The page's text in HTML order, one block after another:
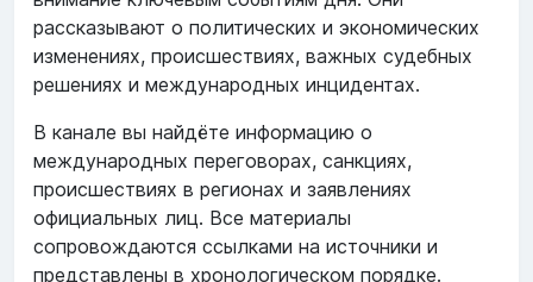
рассказывают о политических и экономических
изменениях, происшествиях, важных судебных
решениях и международных инцидентах.
В канале вы найдёте информацию о
международных переговорах, санкциях,
происшествиях в регионах и заявлениях
официальных лиц. Все материалы
сопровождаются ссылками на источники и
представлены в хронологическом порядке.